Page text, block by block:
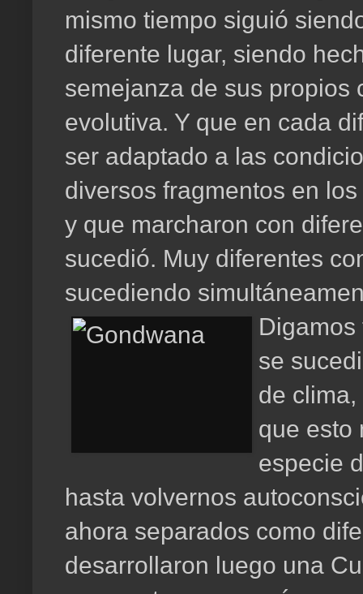
mismo tiempo siguió
diferente lugar, siendo
semejanza de sus propios
evolutiva. Y que en cada
ser adaptado a las
diversos fragmentos en
y que marcharon con
sucedió. Muy diferentes
sucediendo
se
de
que esto
especie
hasta volvernos
ahora separados como
desarrollaron luego una